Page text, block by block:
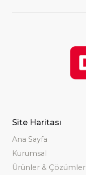
Site Haritası
Ana Sayfa
Kurumsal
Ürünler & Çözümler